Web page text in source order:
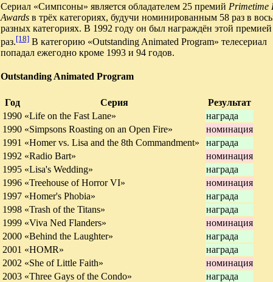
Сериал «Симпсоны» является обладателем 25 премий Primetime
Awards в трёх категориях, будучи номинированным 58 раз в
разных категориях. В 1992 году он был награждён этой
раз.[18] В категорию «Outstanding Animated Program» телесериал
попадал ежегодно кроме 1993 и 94 годов.
Outstanding Animated Program
Год Серия
Результат
1990 «Life on the Fast Lane»
награда
1990 «Simpsons Roasting on an Open Fire»
номинация
1991 «Homer vs. Lisa and the 8th Commandment»
награда
1992 «Radio Bart»
номинация
1995 «Lisa's Wedding»
награда
1996 «Treehouse of Horror VI»
номинация
1997 «Homer's Phobia»
награда
1998 «Trash of the Titans»
награда
1999 «Viva Ned Flanders»
номинация
2000 «Behind the Laughter»
награда
2001 «HOMR»
награда
2002 «She of Little Faith»
номинация
2003 «Three Gays of the Condo»
награда